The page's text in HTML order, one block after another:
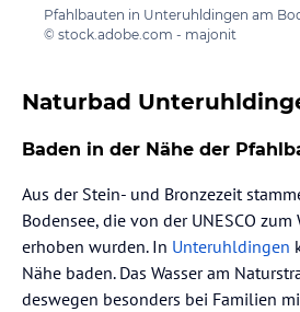
Pfahlbauten in Unteruhldingen am
© stock.adobe.com - majonit
Naturbad
Baden in der Nähe der
Aus der Stein- und Bronzezeit
Bodensee, die von der UNESCO
erhoben wurden. In Unteruhldingen
Nähe baden. Das Wasser am
deswegen besonders bei Familien